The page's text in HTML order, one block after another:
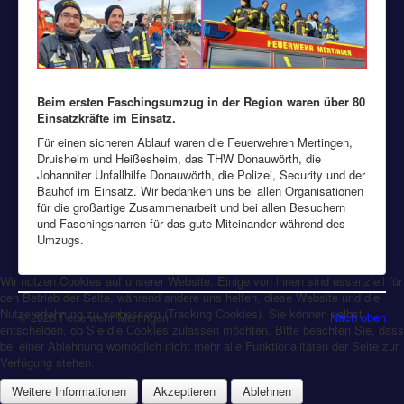
Beim ersten Faschingsumzug in der Region waren über 80
Einsatzkräfte im Einsatz.
Für einen sicheren Ablauf waren die Feuerwehren Mertingen,
Druisheim und Heißesheim, das THW Donauwörth, die
Johanniter Unfallhilfe Donauwörth, die Polizei, Security und der
Bauhof im Einsatz. Wir bedanken uns bei allen Organisationen
für die großartige Zusammenarbeit und bei allen Besuchern
und Faschingsnarren für das gute Miteinander während des
Umzugs.
Nach oben
© 2026 Feuerwehr Mertingen
Wir nutzen Cookies auf unserer Website. Einige von ihnen sind essenziell für
den Betrieb der Seite, während andere uns helfen, diese Website und die
Nutzererfahrung zu verbessern (Tracking Cookies). Sie können selbst
entscheiden, ob Sie die Cookies zulassen möchten. Bitte beachten Sie, dass
bei einer Ablehnung womöglich nicht mehr alle Funktionalitäten der Seite zur
Verfügung stehen.
Weitere Informationen
Akzeptieren Ablehnen